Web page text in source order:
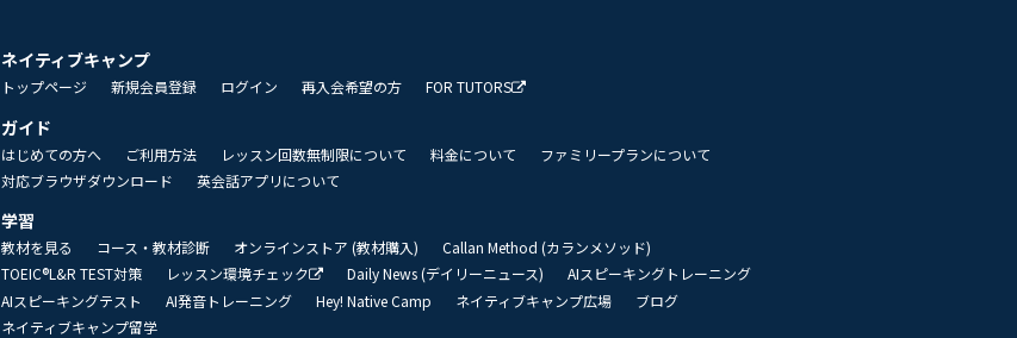
ネイティブキャンプ
トップページ 新規会員登録 ログイン 再入会希望の方 FOR TUTORS
ガイド
はじめての方へ ご利用方法 レッスン回数無制限について 料金について
ファミリープランについて
対応ブラウザダウンロード
英会話アプリについて
学習
教材を見る コース・教材診断 オンラインストア (教材購入)
Callan Method (カランメソッド)
TOEIC®L&R TEST対策
レッスン環境チェック Daily News (デイリーニュース)
AIスピーキングトレーニング
AIスピーキングテスト
AI発音トレーニング Hey! Native Camp ネイティブキャンプ広場
ブログ
ネイティブキャンプ留学